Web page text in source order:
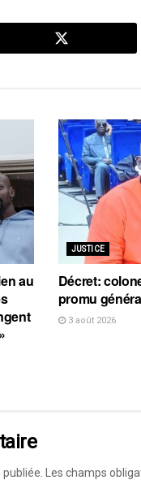
au
JUSTICE
Décret:
promu
3 août 2026
Les champs